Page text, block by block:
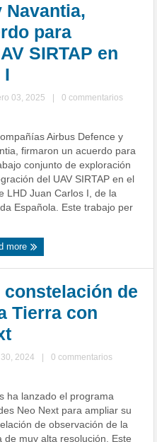
Navantia,
para
SIRTAP en
I
03, 2025
0 commentarios
Airbus Defence y
firmaron un acuerdo para
conjunto de exploración
del UAV SIRTAP en el
LHD Juan Carlos I, de la
Española. Este trabajo per
more
de
Tierra con
2024
0 commentarios
ha lanzado el programa
Neo Next para ampliar su
de observación de la
de muy alta resolución. Este